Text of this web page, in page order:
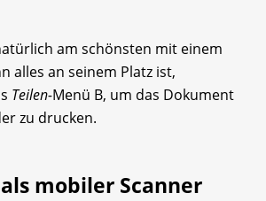
am schönsten mit einem
alles an seinem Platz ist,
Teilen-Menü B, um das Dokument
zu drucken.
mobiler Scanner